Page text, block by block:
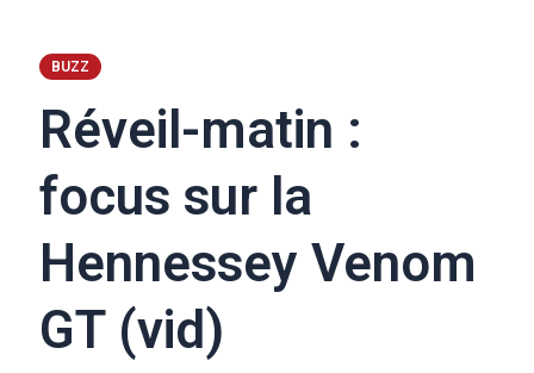
BUZZ
Réveil-matin :
focus sur la
Hennessey Venom
GT (vid)